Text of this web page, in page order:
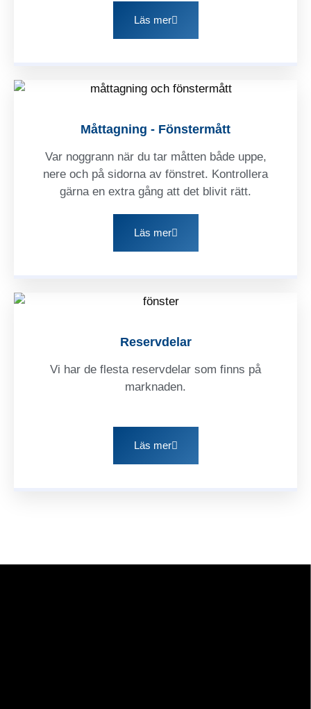
Läs mer
Måttagning - Fönstermått
Var noggrann när du tar måtten både uppe,
nere och på sidorna av fönstret. Kontrollera
gärna en extra gång att det blivit rätt.
Läs mer
Reservdelar
Vi har de flesta reservdelar som finns på
marknaden.
Läs mer